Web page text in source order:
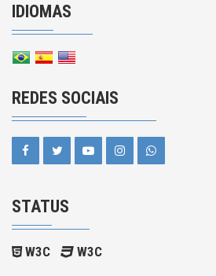
IDIOMAS
REDES SOCIAIS
STATUS
W3C W3C